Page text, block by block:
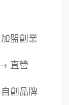
盟創業
直營
創品牌